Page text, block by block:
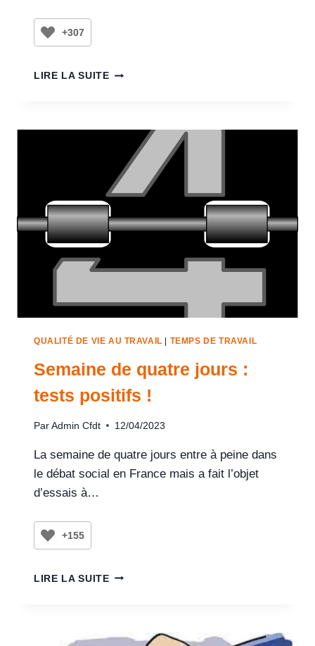
+307
LIRE LA SUITE
QUALITÉ DE VIE AU TRAVAIL TEMPS DE TRAVAIL
Semaine de quatre jours :
tests positifs !
Par Admin Cfdt 12/04/2023
La semaine de quatre jours entre à peine dans
le débat social en France mais a fait l’objet
d’essais à…
+155
LIRE LA SUITE